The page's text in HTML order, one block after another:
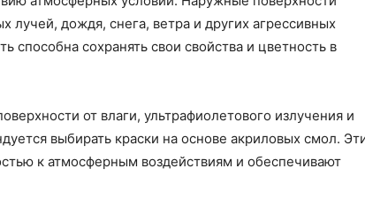
лучей, дождя, снега, ветра и других агрессивных
способна сохранять свои свойства и цветность в
от влаги, ультрафиолетового излучения и
выбирать краски на основе акриловых смол.
к атмосферным воздействиям и обеспечивают